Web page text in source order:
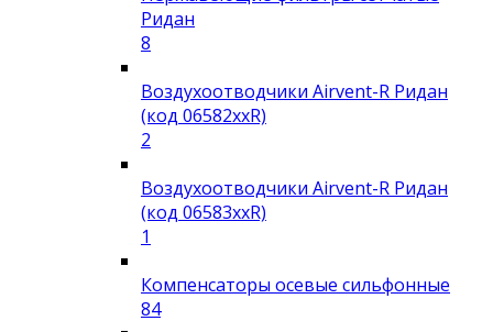
Ридан
8
Воздухоотводчики Airvent-R Ридан
(код 06582xxR)
2
Воздухоотводчики Airvent-R Ридан
(код 06583xxR)
1
Компенсаторы осевые сильфонные
84